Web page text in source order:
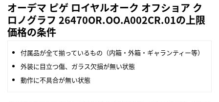
オーデマ ピゲ ロイヤルオーク オフショア ク
ロノグラフ 26470OR.OO.A002CR.01の上限
価格の条件
付属品が全て揃っているもの（内箱・外箱・ギャランティー等）
外装に目立つ傷、ガラス欠損が無い状態
動作に不具合が無い状態